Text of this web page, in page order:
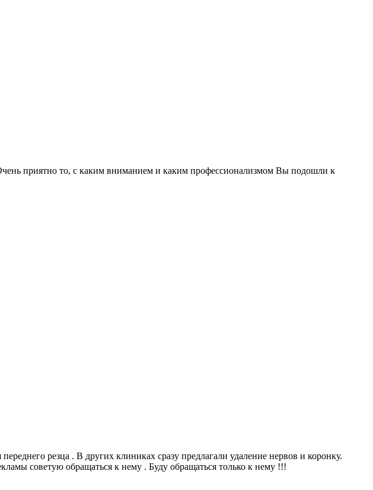
приятно то, с каким вниманием и каким профессионализмом Вы подошли к
резца . В других клиниках сразу предлагали удаление нервов и коронку.
советую обращаться к нему . Буду обращаться только к нему !!!